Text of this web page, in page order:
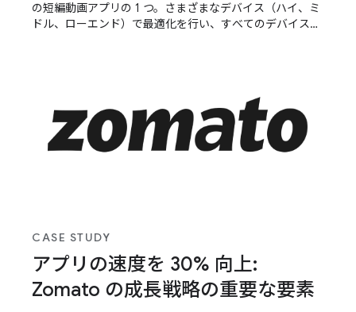
の短編動画アプリの 1 つ。さまざまなデバイス（ハイ、ミ
ドル、ローエンド）で最適化を行い、すべてのデバイスで
CASE STUDY
アプリの速度を 30% 向上:
Zomato の成長戦略の重要な要素